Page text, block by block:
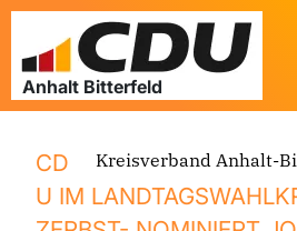
Kreisverband Anhalt-
CD
U IM